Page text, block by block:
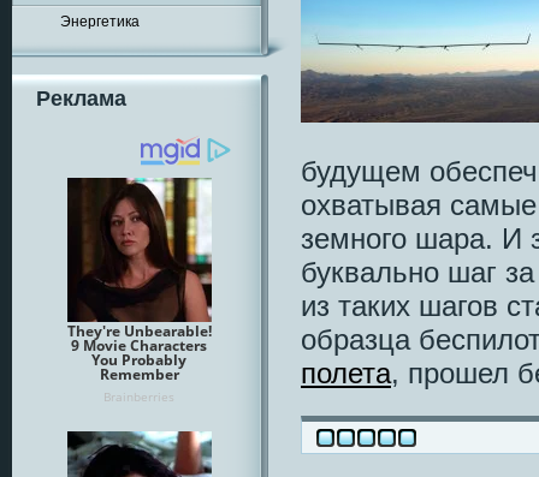
Энергетика
Реклама
будущем
охватывая
земного шара. И
буквально шаг
из таких шагов
образца
полета, прошел